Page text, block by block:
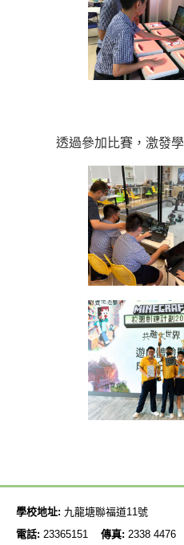
透過參加比賽，激發
學校地址: 九龍塘聯福道11號
電話: 23365151 傳真: 2338 4476